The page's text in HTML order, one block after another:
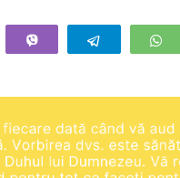
Telegram